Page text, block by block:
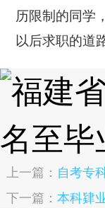
历限制的同学
以后求职的道
上一篇： 自考专
下一篇：本科肄